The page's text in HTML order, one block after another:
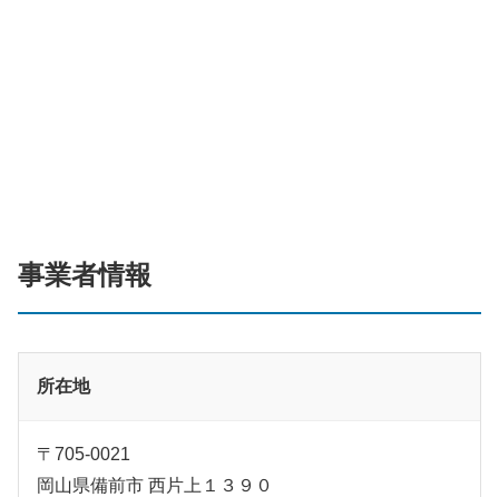
事業者情報
所在地
〒705-0021
岡山県備前市 西片上１３９０